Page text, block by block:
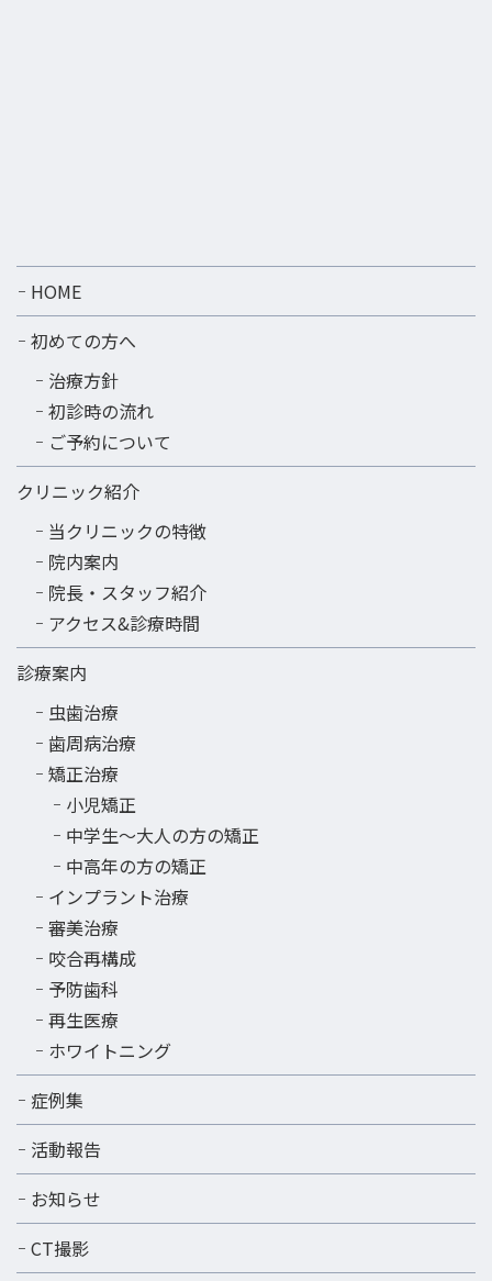
HOME
初めての方へ
治療方針
初診時の流れ
ご予約について
クリニック紹介
当クリニックの特徴
院内案内
院長・スタッフ紹介
アクセス&診療時間
診療案内
虫歯治療
歯周病治療
矯正治療
小児矯正
中学生～大人の方の矯正
中高年の方の矯正
インプラント治療
審美治療
咬合再構成
予防歯科
再生医療
ホワイトニング
症例集
活動報告
お知らせ
CT撮影